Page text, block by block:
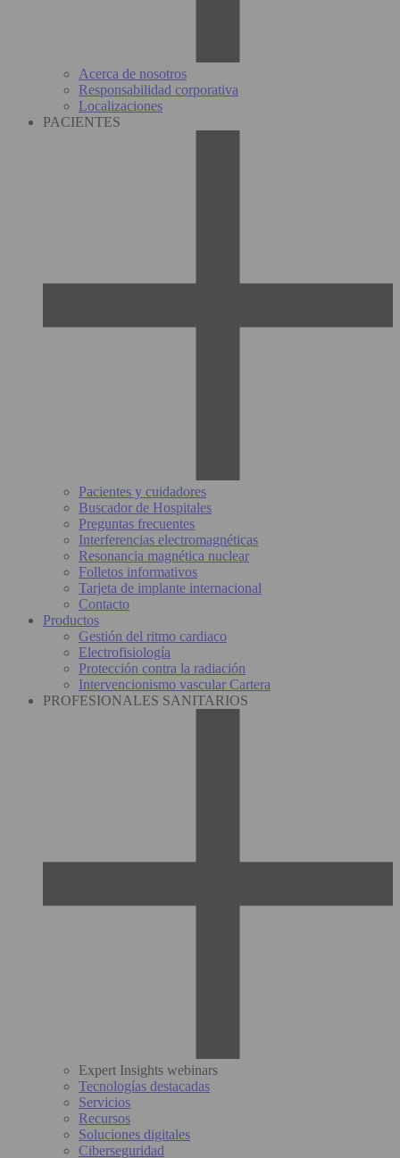
Acerca de nosotros
Responsabilidad corporativa
Localizaciones
PACIENTES
Pacientes y cuidadores
Buscador de Hospitales
Preguntas frecuentes
Interferencias electromagnéticas
Resonancia magnética nuclear
Folletos informativos
Tarjeta de implante internacional
Contacto
Productos
Gestión del ritmo cardiaco
Electrofisiología
Protección contra la radiación
Intervencionismo vascular Cartera
PROFESIONALES SANITARIOS
Expert Insights webinars
Tecnologías destacadas
Servicios
Recursos
Soluciones digitales
Ciberseguridad